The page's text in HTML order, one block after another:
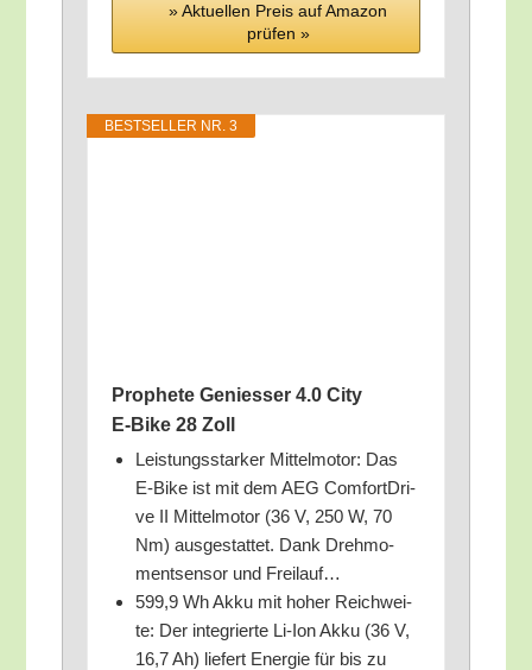
» Aktu­el­len Preis auf Ama­zon
prü­fen »
BEST­SEL­LER NR. 3
Pro­phe­te Genies­ser 4.0 City
E‑Bike 28 Zoll
Leis­tungs­star­ker Mit­tel­mo­tor: Das
E‑Bike ist mit dem AEG Com­fort­Dri­
ve II Mit­tel­mo­tor (36 V, 250 W, 70
Nm) aus­ge­stat­tet. Dank Dreh­mo­
ment­sen­sor und Freilauf…
599,9 Wh Akku mit hoher Reich­wei­
te: Der inte­grier­te Li-Ion Akku (36 V,
16,7 Ah) lie­fert Ener­gie für bis zu